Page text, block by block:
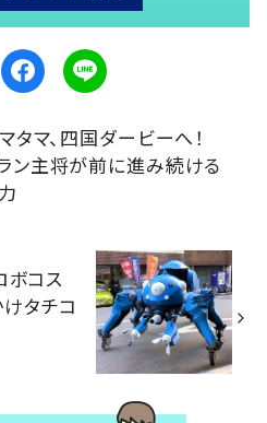
タマ、四国ダービーへ！
ン主将が前に進み続ける
ボコス
タチコ